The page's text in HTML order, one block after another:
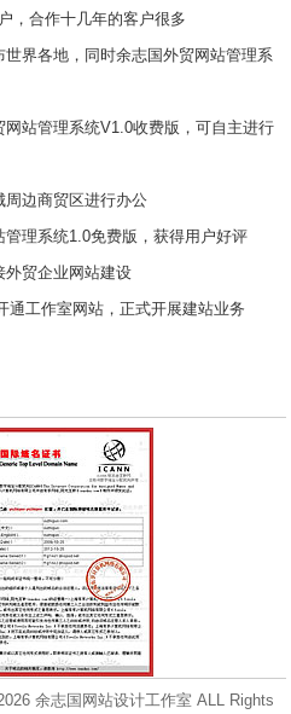
，合作十几年的客户很多
界各地，同时余志国外贸网站管理系
站管理系统V1.0收费版，可自主进行
周边商贸区进行办公
理系统1.0免费版，获得用户好评
外贸企业网站建设
通工作室网站，正式开展建站业务
余志国网站设计工作室 ALL Rights